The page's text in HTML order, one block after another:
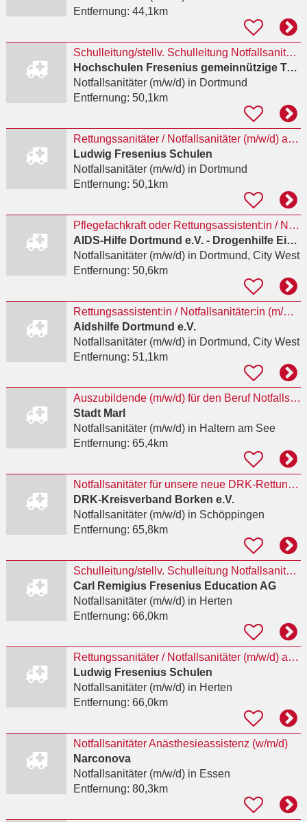
Entfernung: 44,1km
Schulleitung/stellv. Schulleitung NotfallsanitäterIn mit Praxisanleiter(m/w/d)
Hochschulen Fresenius gemeinnützige Trägerges. mbH
Notfallsanitäter (m/w/d)in Dortmund
Entfernung: 50,1km
Rettungssanitäter / Notfallsanitäter (m/w/d) als Lehrkraft
Ludwig Fresenius Schulen
Notfallsanitäter (m/w/d)in Dortmund
Entfernung: 50,1km
Pflegefachkraft oder Rettungsassistent:in / Notfallsanitäter:in (m/w/d) für Teamleitung
AIDS-Hilfe Dortmund e.V. - Drogenhilfe Einrichtung Kick
Notfallsanitäter (m/w/d)in Dortmund, City West
Entfernung: 50,6km
Rettungsassistent:in / Notfallsanitäter:in (m/w/d) für die Drogenhilfeeinrichtung kick in Teilzeit
Aidshilfe Dortmund e.V.
Notfallsanitäter (m/w/d)in Dortmund, City West
Entfernung: 51,1km
Auszubildende (m/w/d) für den Beruf Notfallsanitäter*in
Stadt Marl
Notfallsanitäter (m/w/d)in Haltern am See
Entfernung: 65,4km
Notfallsanitäter für unsere neue DRK-Rettungswache Schöppingen (m/w/d)
DRK-Kreisverband Borken e.V.
Notfallsanitäter (m/w/d)in Schöppingen
Entfernung: 65,8km
Schulleitung/stellv. Schulleitung NotfallsanitäterIn mit Praxisanleiter(m/w/d)
Carl Remigius Fresenius Education AG
Notfallsanitäter (m/w/d)in Herten
Entfernung: 66,0km
Rettungssanitäter / Notfallsanitäter (m/w/d) als Lehrkraft
Ludwig Fresenius Schulen
Notfallsanitäter (m/w/d)in Herten
Entfernung: 66,0km
Notfallsanitäter Anästhesieassistenz (w/m/d)
Narconova
Notfallsanitäter (m/w/d)in Essen
Entfernung: 80,3km